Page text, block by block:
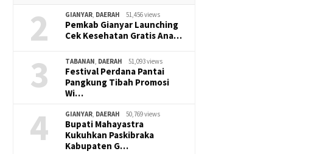
2 GIANYAR, DAERAH 51,456 views
Pemkab Gianyar Launching
Cek Kesehatan Gratis Ana…
3 TABANAN, DAERAH 51,093 views
Festival Perdana Pantai
Pangkung Tibah Promosi
Wi…
4 GIANYAR, DAERAH 50,769 views
Bupati Mahayastra
Kukuhkan Paskibraka
Kabupaten G…